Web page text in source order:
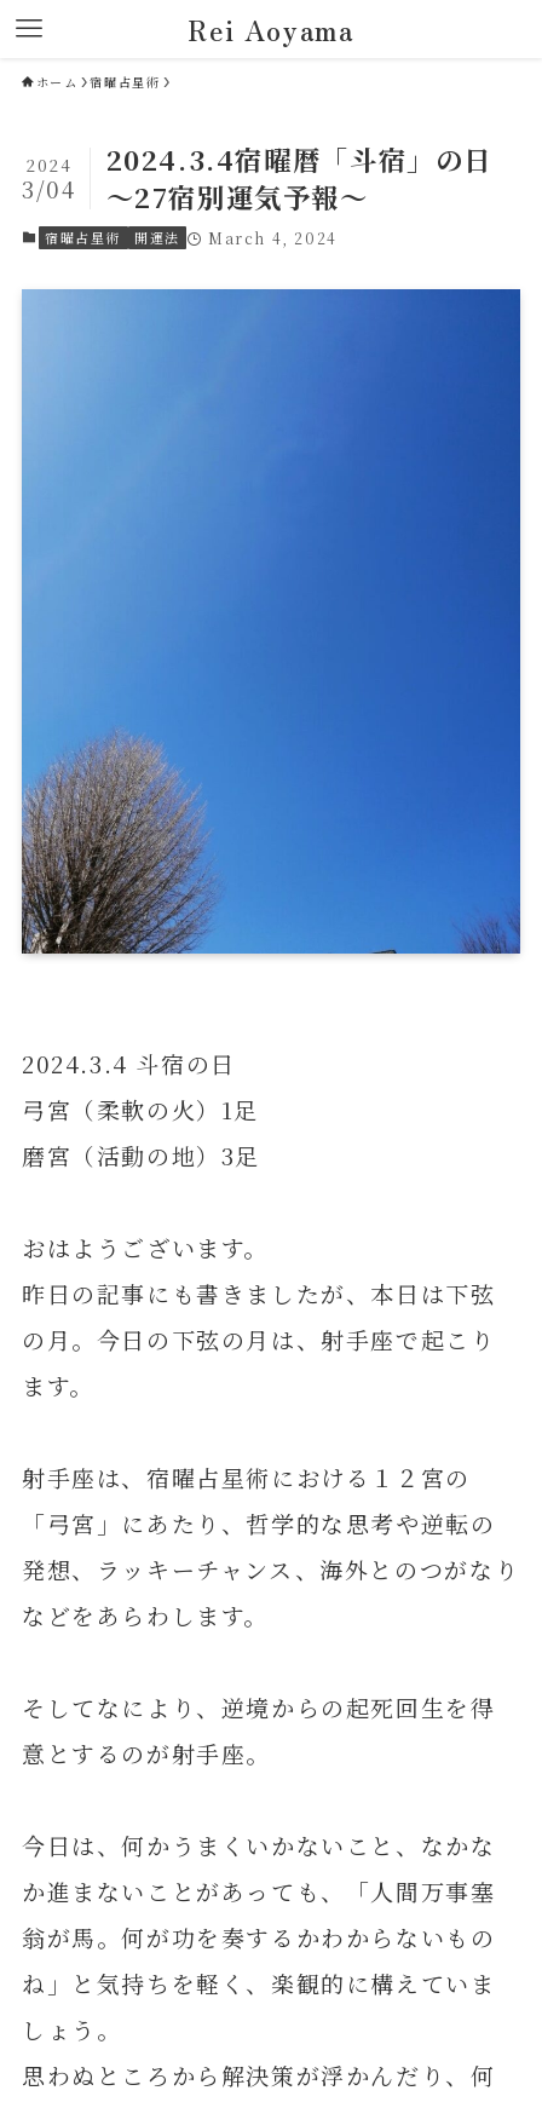
Rei Aoyama
ホーム 宿曜占星術
2024.3.4宿曜暦「斗宿」の日
～27宿別運気予報～
2024
3/04
宿曜占星術 開運法 March 4, 2024
2024.3.4 斗宿の日
弓宮（柔軟の火）1足
磨宮（活動の地）3足
おはようございます。
昨日の記事にも書きましたが、本日は下弦
の月。今日の下弦の月は、射手座で起こり
ます。
射手座は、宿曜占星術における１２宮の
「弓宮」にあたり、哲学的な思考や逆転の
発想、ラッキーチャンス、海外とのつがなり
などをあらわします。
そしてなにより、逆境からの起死回生を得
意とするのが射手座。
今日は、何かうまくいかないこと、なかな
か進まないことがあっても、「人間万事塞
翁が馬。何が功を奏するかわからないもの
ね」と気持ちを軽く、楽観的に構えていま
しょう。
思わぬところから解決策が浮かんだり、何